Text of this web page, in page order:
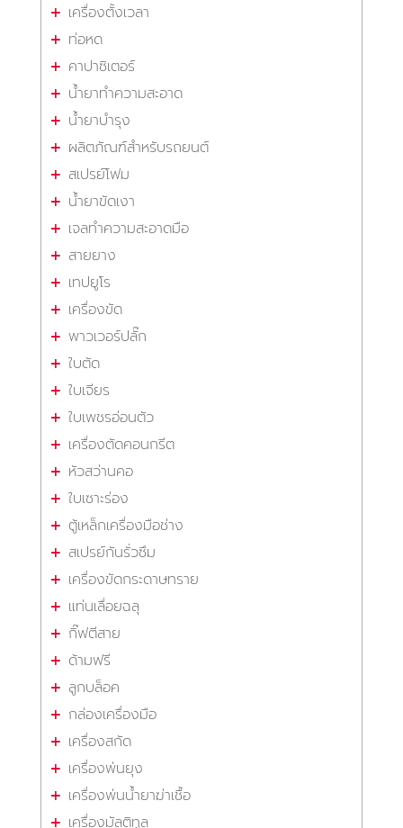
เครื่องตั้งเวลา
ท่อหด
คาปาซิเตอร์
น้ำยาทำความสะอาด
น้ำยาบำรุง
ผลิตภัณฑ์สำหรับรถยนต์
สเปรย์โฟม
น้ำยาขัดเงา
เจลทำความสะอาดมือ
สายยาง
เทปยูโร
เครื่องขัด
พาวเวอร์ปลั๊ก
ใบตัด
ใบเจียร
ใบเพชรอ่อนตัว
เครื่องตัดคอนกรีต
หัวสว่านคอ
ใบเซาะร่อง
ตู้เหล็กเครื่องมือช่าง
สเปรย์กันรั่วซึม
เครื่องขัดกระดาษทราย
แท่นเลื่อยฉลุ
กิ๊ฟตีสาย
ด้ามฟรี
ลูกบล็อค
กล่องเครื่องมือ
เครื่องสกัด
เครื่องพ่นยุง
เครื่องพ่นน้ำยาฆ่าเชื้อ
เครื่องมัลติทูล